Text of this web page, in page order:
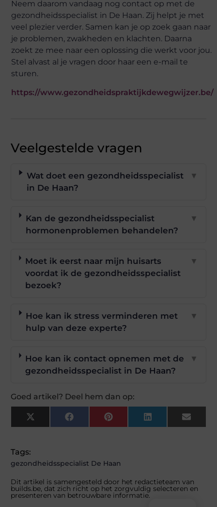
Neem daarom vandaag nog contact op met de
gezondheidsspecialist in De Haan. Zij helpt je met
veel plezier verder. Samen kan je op zoek gaan naar
je problemen, zwakheden en klachten. Daarna
zoekt ze mee naar een oplossing die werkt voor jou.
Stel alvast al je vragen door haar een e-mail te
sturen.
https://www.gezondheidspraktijkdewegwijzer.be/
Veelgestelde vragen
Wat doet een gezondheidsspecialist
in De Haan?
▼
Kan de gezondheidsspecialist
hormonenproblemen behandelen?
▼
Moet ik eerst naar mijn huisarts
voordat ik de gezondheidsspecialist
bezoek?
▼
Hoe kan ik stress verminderen met
hulp van deze experte?
▼
Hoe kan ik contact opnemen met de
gezondheidsspecialist in De Haan?
▼
Goed artikel? Deel hem dan op:
X
(Twitter)
FacebookPinterestLinkedInEmail
Tags:
gezondheidsspecialist De Haan
Dit artikel is samengesteld door het redactieteam van
builds.be, dat zich richt op het zorgvuldig selecteren en
presenteren van betrouwbare informatie.